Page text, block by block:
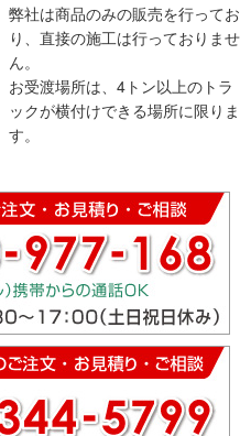
弊社は商品のみの販売を行ってお
り、直接の施工は行っておりませ
ん。
お受渡場所は、4トン以上のトラ
ックが横付けできる場所に限りま
す。